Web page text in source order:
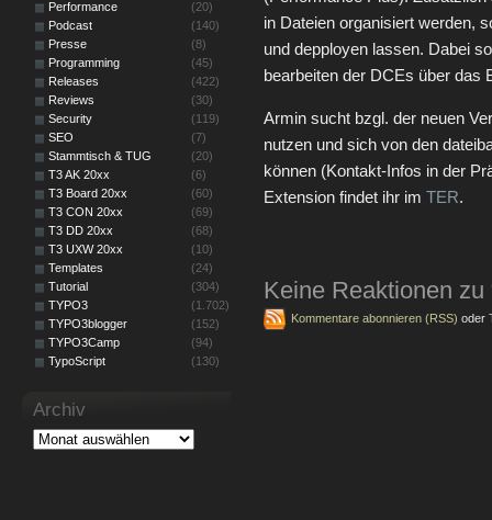
in Dateien organisiert werden,
und depployen lassen. Dabei
bearbeiten der DCEs über das
Armin sucht bzgl. der neuen
nutzen und sich von den
können (Kontakt-Infos in der
Extension findet ihr im TER.
Keine Reaktionen zu
Kommentare abonnieren (RSS) oder
Performance
(20)
Podcast
(140)
Presse
(8)
Programming
(45)
Releases
(422)
Reviews
(30)
Security
(119)
SEO
(7)
Stammtisch & TUG
(20)
T3 AK 20xx
(6)
T3 Board 20xx
(60)
T3 CON 20xx
(69)
T3 DD 20xx
(68)
T3 UXW 20xx
(10)
Templates
(24)
Tutorial
(304)
TYPO3
(1.702)
TYPO3blogger
(152)
TYPO3Camp
(94)
TypoScript
(130)
Archiv